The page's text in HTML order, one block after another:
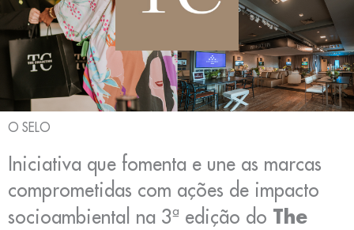
O SELO
Iniciativa que fomenta e une as marcas
comprometidas com ações de impacto
socioambiental na 3ª edição do The